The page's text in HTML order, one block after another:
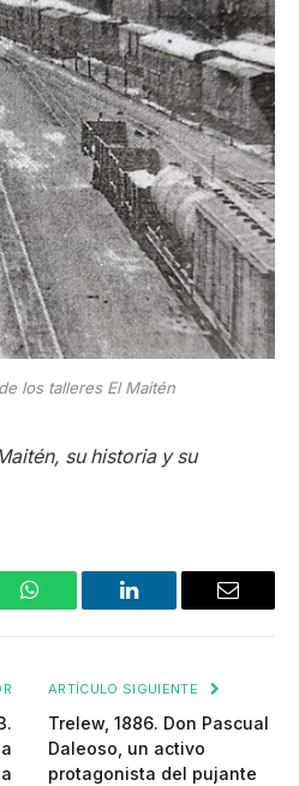
los talleres El Maitén
su historia y su
WhatsApp LinkedIn Email
ARTÍCULO SIGUIENTE
Trelew, 1886. Don Pascual
Daleoso, un activo
protagonista del pujante